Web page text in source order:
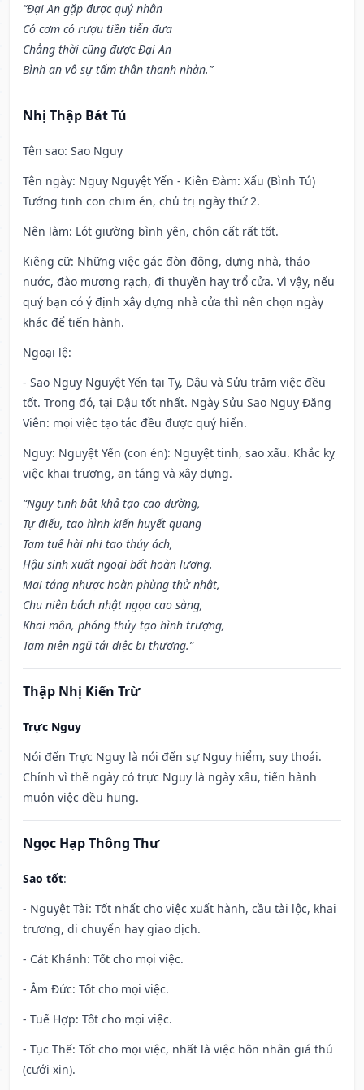
“Đại An gặp được quý nhân
Có cơm có rượu tiền tiễn đưa
Chẳng thời cũng được Đại An
Bình an vô sự tấm thân thanh nhàn.”
Nhị Thập Bát Tú
Tên sao: Sao Nguy
Tên ngày: Nguy Nguyệt Yến - Kiên Đàm: Xấu (Bình Tú)
Tướng tinh con chim én, chủ trị ngày thứ 2.
Nên làm: Lót giường bình yên, chôn cất rất tốt.
Kiêng cữ: Những việc gác đòn đông, dựng nhà, tháo
nước, đào mương rạch, đi thuyền hay trổ cửa. Vì vậy, nếu
quý bạn có ý định xây dựng nhà cửa thì nên chọn ngày
khác để tiến hành.
Ngoại lệ:
- Sao Nguy Nguyệt Yến tại Tỵ, Dậu và Sửu trăm việc đều
tốt. Trong đó, tại Dậu tốt nhất. Ngày Sửu Sao Nguy Đăng
Viên: mọi việc tạo tác đều được quý hiển.
Nguy: Nguyệt Yến (con én): Nguyệt tinh, sao xấu. Khắc kỵ
việc khai trương, an táng và xây dựng.
“Nguy tinh bât khả tạo cao đường,
Tự điếu, tao hình kiến huyết quang
Tam tuế hài nhi tao thủy ách,
Hậu sinh xuất ngoại bất hoàn lương.
Mai táng nhược hoàn phùng thử nhật,
Chu niên bách nhật ngọa cao sàng,
Khai môn, phóng thủy tạo hình trượng,
Tam niên ngũ tái diệc bi thương.”
Thập Nhị Kiến Trừ
Trực Nguy
Nói đến Trực Nguy là nói đến sự Nguy hiểm, suy thoái.
Chính vì thế ngày có trực Nguy là ngày xấu, tiến hành
muôn việc đều hung.
Ngọc Hạp Thông Thư
Sao tốt:
- Nguyệt Tài: Tốt nhất cho việc xuất hành, cầu tài lộc, khai
trương, di chuyển hay giao dịch.
- Cát Khánh: Tốt cho mọi việc.
- Âm Đức: Tốt cho mọi việc.
- Tuế Hợp: Tốt cho mọi việc.
- Tục Thế: Tốt cho mọi việc, nhất là việc hôn nhân giá thú
(cưới xin).